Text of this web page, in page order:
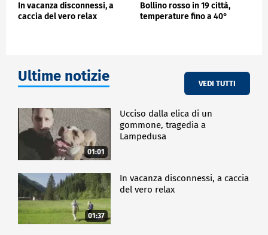
In vacanza disconnessi, a
caccia del vero relax
Bollino rosso in 19 città,
temperature fino a 40°
Ultime notizie VEDI TUTTI
01:01
Ucciso dalla elica di un
gommone, tragedia a
Lampedusa
01:37
In vacanza disconnessi, a caccia
del vero relax